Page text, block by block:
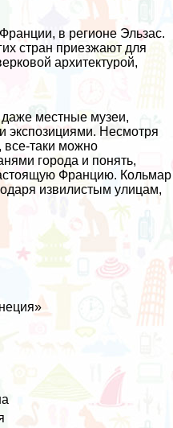
в регионе Эльзас.
стран приезжают для
архитектурой,
местные музеи,
экспозициями. Несмотря
таки можно
города и понять,
Францию. Кольмар
извилистым улицам,